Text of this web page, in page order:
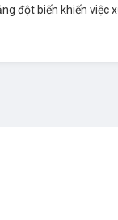
đột biến khiến việc